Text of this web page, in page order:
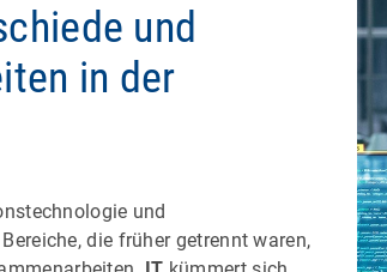
und
in der
und
die früher getrennt waren,